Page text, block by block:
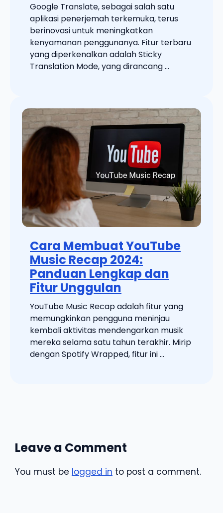
Google Translate, sebagai salah satu
aplikasi penerjemah terkemuka, terus
berinovasi untuk meningkatkan
kenyamanan penggunanya. Fitur terbaru
yang diperkenalkan adalah Sticky
Translation Mode, yang dirancang ...
Cara Membuat YouTube
Music Recap 2024:
Panduan Lengkap dan
Fitur Unggulan
YouTube Music Recap adalah fitur yang
memungkinkan pengguna meninjau
kembali aktivitas mendengarkan musik
mereka selama satu tahun terakhir. Mirip
dengan Spotify Wrapped, fitur ini ...
Leave a Comment
You must be logged in to post a comment.